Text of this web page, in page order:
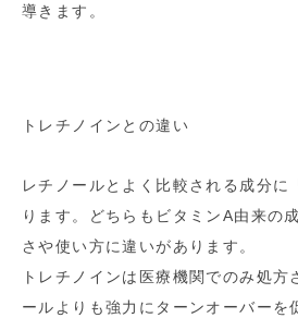
導きます。
トレチノインとの違い
レチノールとよく比較される成分に
ります。どちらもビタミンA由来の
さや使い方に違いがあります。
トレチノインは医療機関でのみ処方
ールよりも強力にターンオーバーを